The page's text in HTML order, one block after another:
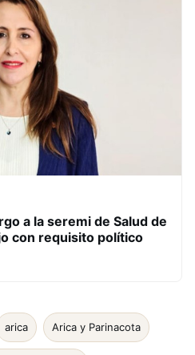
a la seremi de Salud de
con requisito político
arica Arica y Parinacota